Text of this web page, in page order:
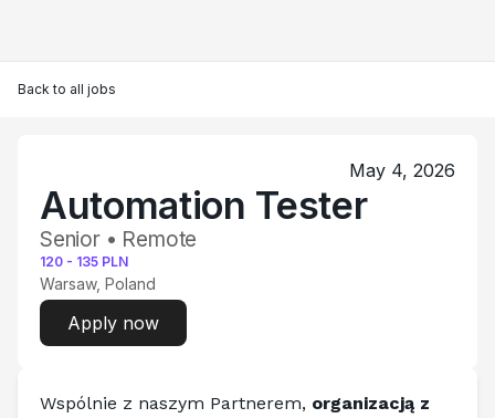
Back to all jobs
May 4, 2026
Automation Tester
Senior • Remote
120 - 135 PLN
Warsaw, Poland
Apply now
Wspólnie z naszym Partnerem, organizacją z